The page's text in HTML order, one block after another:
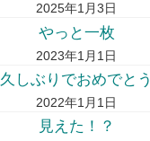
2025年1月3日
やっと一枚
2023年1月1日
久しぶりでおめでとう
2022年1月1日
見えた！？